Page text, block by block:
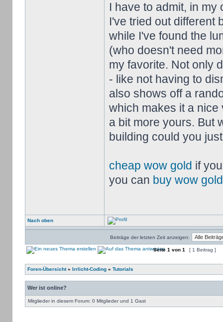
I have to admit, in
I've tried out different
while I've found the
(who doesn't need
my favorite. Not only
- like not having to
also shows off a
which makes it a
a bit more yours. But
building could you
cheap wow gold if
you can buy wow gold
Nach oben
Beiträge der letzten Zeit anzeigen:
Seite 1 von 1 [ 1 Beitrag ]
Foren-Übersicht» Irrlicht-Coding» Tutorials
Wer ist online?
Mitglieder in diesem Forum: 0 Mitglieder und 1 Gast